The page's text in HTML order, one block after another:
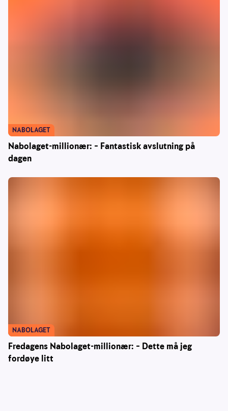
Nabolaget-millionær: – Fantastisk avslutning på
dagen
NABOLAGET
Fredagens Nabolaget-millionær: – Dette må jeg
fordøye litt
NABOLAGET